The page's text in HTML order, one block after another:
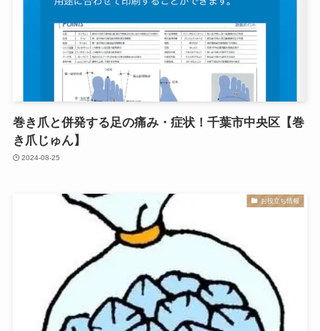
巻き爪と併発する足の痛み・症状！千葉市中央区【巻
き爪じゅん】
2024-08-25
お役立ち情報